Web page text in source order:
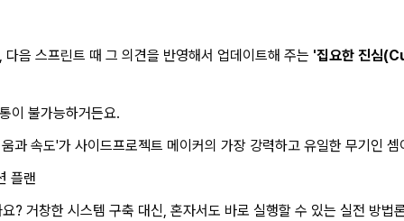
음 스프린트 때 그 의견을 반영해서 업데이트해 주는 '집요한 진심
이 불가능하거든요.
과 속도'가 사이드프로젝트 메이커의 가장 강력하고 유일한 무기인 셈
플랜
? 거창한 시스템 구축 대신, 혼자서도 바로 실행할 수 있는 실전 방법